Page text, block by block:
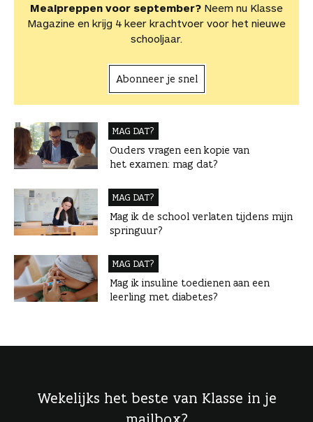
Mealpreppen voor september? Neem nu Klasse
Magazine en krijg 4 keer krachtvoer voor het nieuwe
schooljaar.
Abonneer je snel
MAG DAT?
Ouders vragen een kopie van
het examen: mag dat?
MAG DAT?
Mag ik de school verlaten tijdens mijn
springuur?
MAG DAT?
Mag ik insuline toedienen aan een
leerling met diabetes?
Wekelijks het beste van Klasse in je